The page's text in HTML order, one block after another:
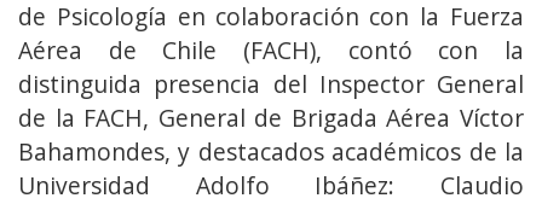
de Psicología en colaboración con la Fuerza
Aérea de Chile (FACH), contó con la
distinguida presencia del Inspector General
de la FACH, General de Brigada Aérea Víctor
Bahamondes, y destacados académicos de la
Universidad Adolfo Ibáñez: Claudio